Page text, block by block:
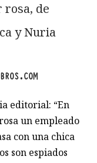
rosa, de
y Nuria
editorial: “En
un empleado
con una chica
son espiados